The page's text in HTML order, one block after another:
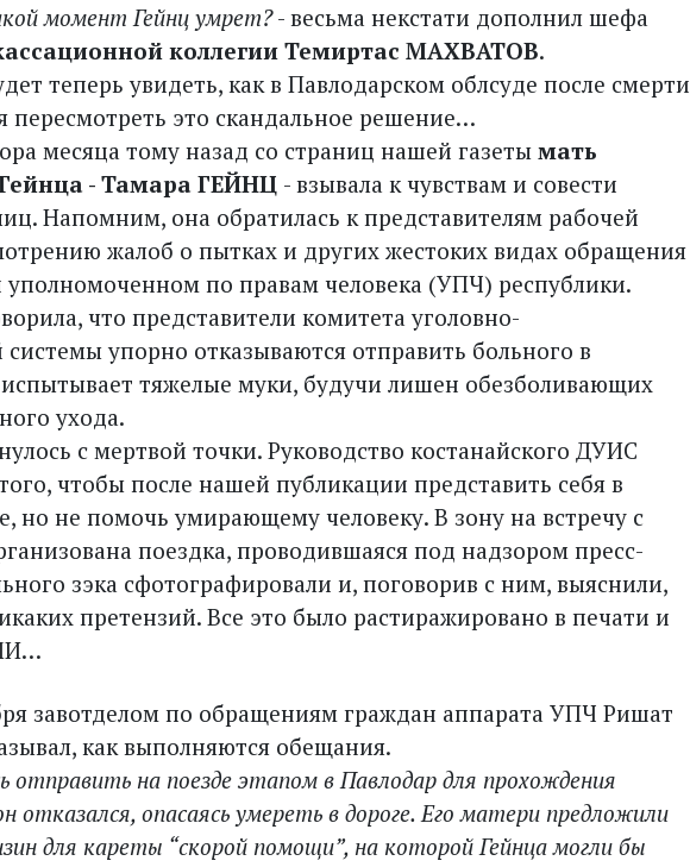
момент Гейнц умрет?- весьма некстати дополнил шефа
коллегии Темиртас МАХВАТОВ.
теперь увидеть, как в Павлодарском облсуде после смерти
пересмотреть это скандальное решение…
месяца тому назад со страниц нашей газеты мать
- Тамара ГЕЙНЦ - взывала к чувствам и совести
Напомним, она обратилась к представителям рабочей
жалоб о пытках и других жестоких видах обращения
уполномоченном по правам человека (УПЧ) республики.
что представители комитета уголовно-
упорно отказываются отправить больного в
тяжелые муки, будучи лишен обезболивающих
ухода.
с мерт­вой точки. Руководство костанайского ДУИС
чтобы после нашей публикации представить себя в
но не помочь умирающему человеку. В зону на встречу с
поездка, проводившаяся под надзором пресс-
зэка сфотографировали и, поговорив с ним, выяснили,
претензий. Все это было растиражировано в печати и
завотделом по обращениям граждан аппарата УПЧ Ришат
как выполняются обе­щания.
отправить на поезде этапом в Павлодар для прохождения
отказался, опасаясь умереть в дороге. Его матери предложили
для кареты “скорой помощи”, на которой Гейнца могли бы